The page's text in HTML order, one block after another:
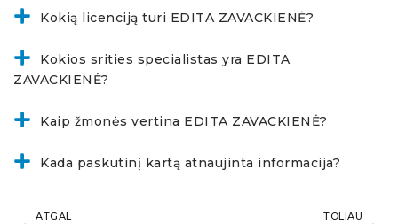
Kokią licenciją turi EDITA ZAVACKIENĖ?
Kokios srities specialistas yra EDITA
ZAVACKIENĖ?
Kaip žmonės vertina EDITA ZAVACKIENĖ?
Kada paskutinį kartą atnaujinta informacija?
ATGAL TOLIAU